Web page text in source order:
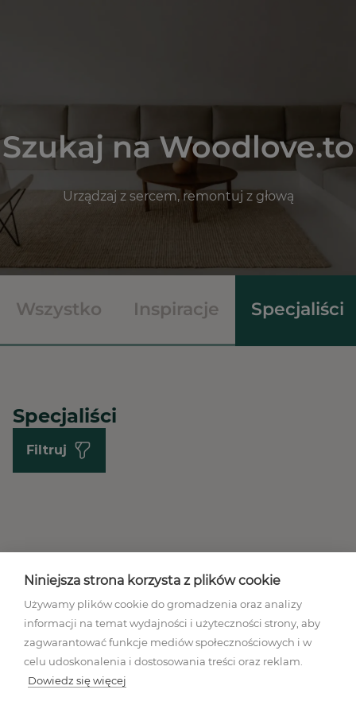
Szukaj na Woodlove.to
Urządzaj z sercem, remontuj z głową
Wszystko Inspiracje Specjaliści
Specjaliści
Filtruj
Regulamin akcji promocyjnej
Polityka prywatności
Regulamin
Mapa stron
Niniejsza strona korzysta z plików cookie
Używamy plików cookie do gromadzenia oraz analizy
informacji na temat wydajności i użyteczności strony, aby
zagwarantować funkcje mediów społecznościowych i w
celu udoskonalenia i dostosowania treści oraz reklam.
Dowiedz się więcej